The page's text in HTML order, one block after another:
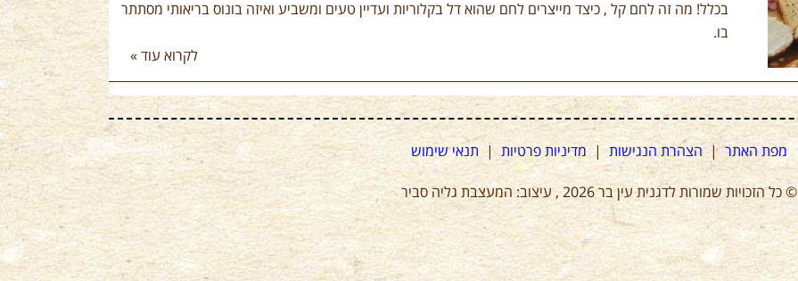
בכלל! מה זה לחם קל , כיצד מייצרים לחם שהוא דל בקלוריות ועדיין טעים ומשביע ואיזה בונוס בריאותי מסתתר
בו.
לקרוא עוד »
מפת האתר| הצהרת הנגישות | מדיניות פרטיות | תנאי שימוש
© כל הזכויות שמורות לדגנית עין בר 2026 , עיצוב: המעצבת גליה סביר